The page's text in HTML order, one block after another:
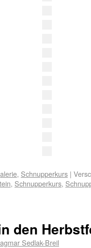
, Schnupperkurs |
, Schnupperkurs,
den
Sedlak-Breil